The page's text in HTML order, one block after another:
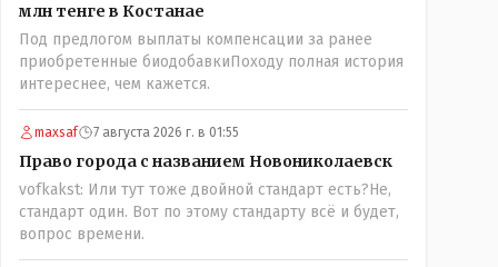
млн тенге в Костанае
Под предлогом выплаты компенсации за ранее
приобретенные биодобавкиПоходу полная история
интереснее, чем кажется.
maxsaf 7 августа 2026 г. в 01:55
Право города с названием Новониколаевск
vofkakst: Или тут тоже двойной стандарт есть?Не,
стандарт один. Вот по этому стандарту всё и будет,
вопрос времени.